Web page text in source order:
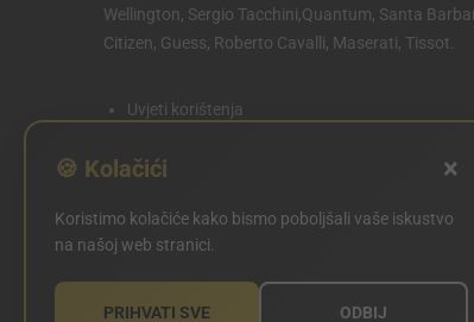
Wellington, Sergio Tacchini,Quantum, Santa
Citizen, Guess, Roberto Cavalli, Maserati, Tissot.
Uvjeti korištenja
Politika kolačića
POSTAVKE KOLAČIĆA
🍪 Kolačići ×
Koristimo kolačiće kako bismo poboljšali vaše iskustvo
na našoj web stranici.
PRIHVATI SVE ODBIJ